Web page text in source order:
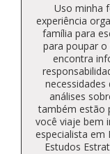
Uso minha
experiência
família para
para poupar
encontra
análises
também estão
você viaje bem
especialista em
Estudos